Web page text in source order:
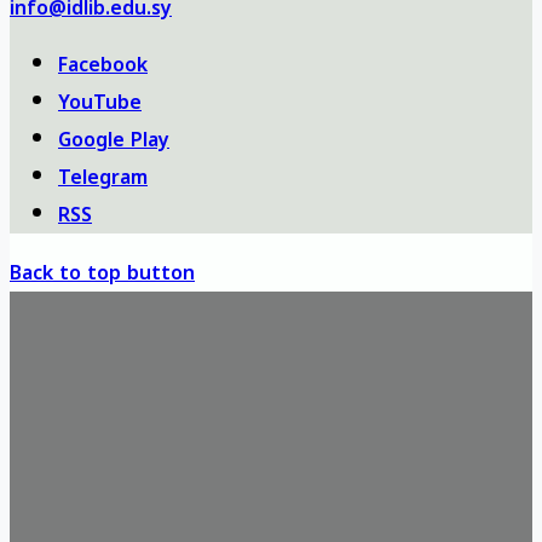
info@idlib.edu.sy
Facebook
YouTube
Google Play
Telegram
RSS
Back to top button